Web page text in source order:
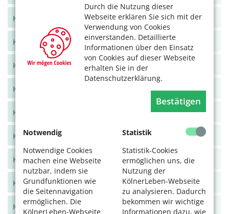
Durch die Nutzung dieser
Webseite erklären Sie sich mit der
Verwendung von Cookies
einverstanden. Detaillierte
Informationen über den Einsatz
von Cookies auf dieser Webseite
erhalten Sie in der
Datenschutzerklärung.
Bestätigen
Notwendig
Notwendige Cookies
machen eine Webseite
nutzbar, indem sie
Grundfunktionen wie
die Seitennavigation
ermöglichen. Die
KölnerLeben-Webseite
Statistik
Statistik-Cookies
ermöglichen uns, die
Nutzung der
KölnerLeben-Webseite
zu analysieren. Dadurch
bekommen wir wichtige
Informationen dazu, wie
KölnerLeben Feb/März 2022
KölnerLeben Dez 21/Jan 22
KölnerLeben Okt/Nov 2021
KölnerLeben Aug/Sept 2021
KölnerLeben Juni/Juli 2021
KölnerLeben April/Mai 2021
KölnerLeben Feb/März 2021
KölnerLeben Dez 20/Jan 21
KölnerLeben Okt/Nov 2020